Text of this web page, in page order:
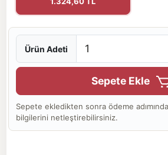
Ürün Adeti
Sepete Ekle
Sepete ekledikten sonra ödeme
bilgilerini netleştirebilirsiniz.